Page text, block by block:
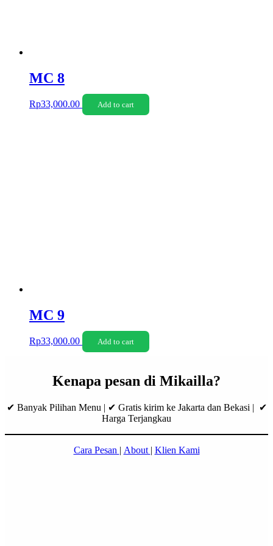
MC 8
Rp33,000.00 Add to cart
MC 9
Rp33,000.00 Add to cart
Kenapa pesan di Mikailla?
✔ Banyak Pilihan Menu | ✔ Gratis kirim ke Jakarta dan Bekasi | ✔
Harga Terjangkau
Cara Pesan | About | Klien Kami